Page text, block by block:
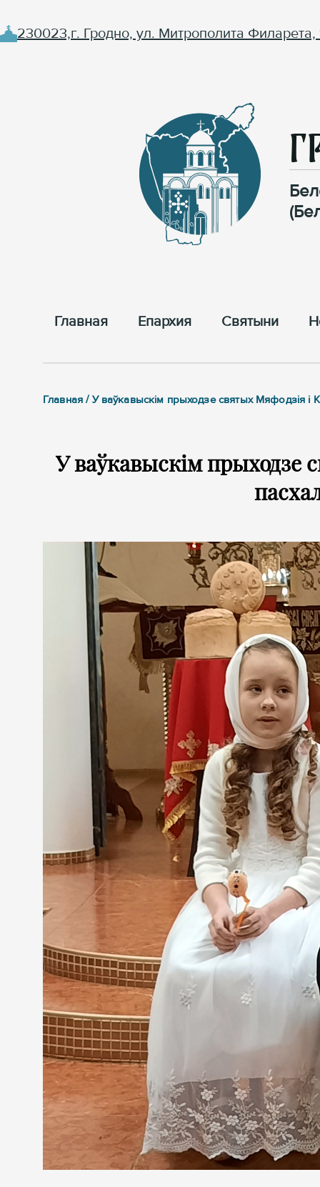
230023,г. Гродно, ул. Митрополита Филарета,
Главная Епархия Cвятыни
Главная / У ваўкавыскім прыходзе святых Мяфодзія і
У ваўкавыскім прыходзе